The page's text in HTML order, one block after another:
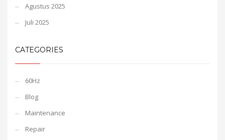
Agustus 2025
Juli 2025
CATEGORIES
60Hz
Blog
Maintenance
Repair